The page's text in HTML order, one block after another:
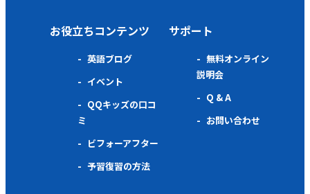
お役立ちコンテンツ
英語ブログ
イベント
QQキッズの口コ
ミ
ビフォーアフター
予習復習の方法
サポート
無料オンライン
説明会
Q & A
お問い合わせ